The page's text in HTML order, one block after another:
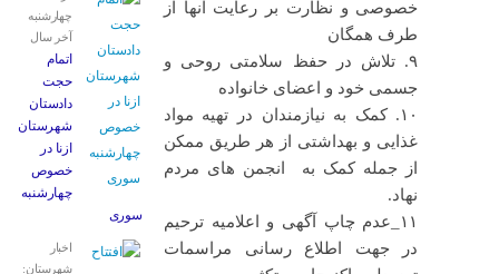
خصوصی و نظارت بر رعایت آنها از
طرف همگان
۹. تلاش در حفظ سلامتی روحی و
جسمی خود و اعضای خانواده
۱۰. کمک‌ به نیازمندان در تهیه مواد
غذایی و بهداشتی از هر طریق ممکن‌
از جمله کمک به انجمن های مردم
نهاد.
١١_عدم چاپ آگهی و اعلامیه ترحیم
در جهت اطلاع رسانی مراسمات
چهارشنبه
آخر سال
اتمام
حجت
دادستان
شهرستان
ازنا در
خصوص
چهارشنبه
‌سوری
اخبار
شهرستان: